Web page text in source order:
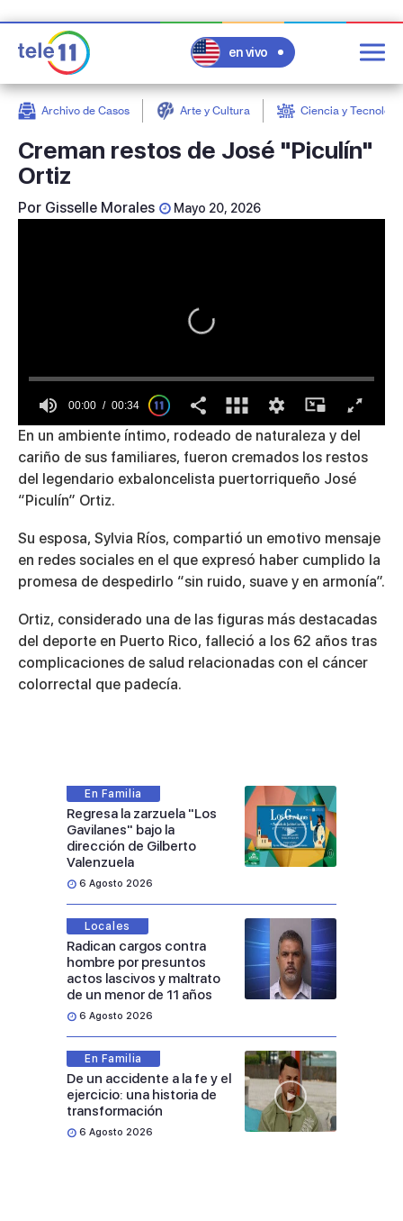
en vivo
Archivo de Casos Arte y Cultura Ciencia y
Creman restos de José "Piculín"
Ortiz
Por Gisselle Morales Mayo 20, 2026
0
of
34
seconds
00:00 00:34
En un ambiente íntimo, rodeado de naturaleza y del
cariño de sus familiares, fueron cremados los restos
del legendario exbaloncelista puertorriqueño José
“Piculín” Ortiz.
Su esposa, Sylvia Ríos, compartió un emotivo mensaje
en redes sociales en el que expresó haber cumplido la
promesa de despedirlo “sin ruido, suave y en armonía”.
Ortiz, considerado una de las figuras más destacadas
del deporte en Puerto Rico, falleció a los 62 años tras
complicaciones de salud relacionadas con el cáncer
colorrectal que padecía.
En Familia
Regresa la zarzuela "Los
Gavilanes" bajo la
dirección de Gilberto
Valenzuela
6 Agosto 2026
Locales
Radican cargos contra
hombre por presuntos
actos lascivos y maltrato
de un menor de 11 años
6 Agosto 2026
En Familia
De un accidente a la fe y el
ejercicio: una historia de
transformación
6 Agosto 2026
post